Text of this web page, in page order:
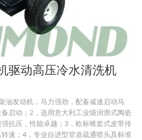
驱动高压冷水清洗机
油发动机，马力强劲，配备减速启动马
启动；2，选用意大利工业级润滑式陶瓷
抗压，性能卓越；3，欧标锥套式皮带传
速；4，专业自进型管道疏通喷头及标准